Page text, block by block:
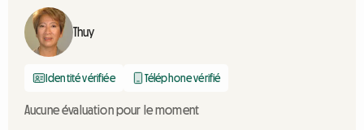
Thuy
Identité vérifiée Téléphone vérifié
Aucune évaluation pour le moment